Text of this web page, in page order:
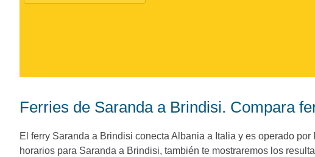
Ferries de Saranda a Brindisi. Compara
El ferry Saranda a Brindisi conecta Albania a Italia y es operado
horarios para Saranda a Brindisi, también te mostraremos los